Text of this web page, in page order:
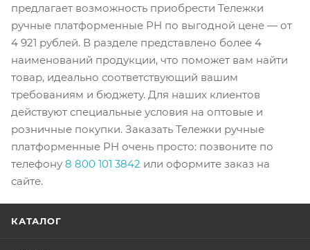
предлагает возможность приобрести Тележки
ручные платформенные PH по выгодной цене — от
4 921 рублей. В разделе представлено более 4
наименований продукции, что поможет вам найти
товар, идеально соответствующий вашим
требованиям и бюджету. Для наших клиентов
действуют специальные условия на оптовые и
розничные покупки. Заказать Тележки ручные
платформенные PH очень просто: позвоните по
телефону 8 800 101 3842 или оформите заказ на
сайте.
КАТАЛОГ